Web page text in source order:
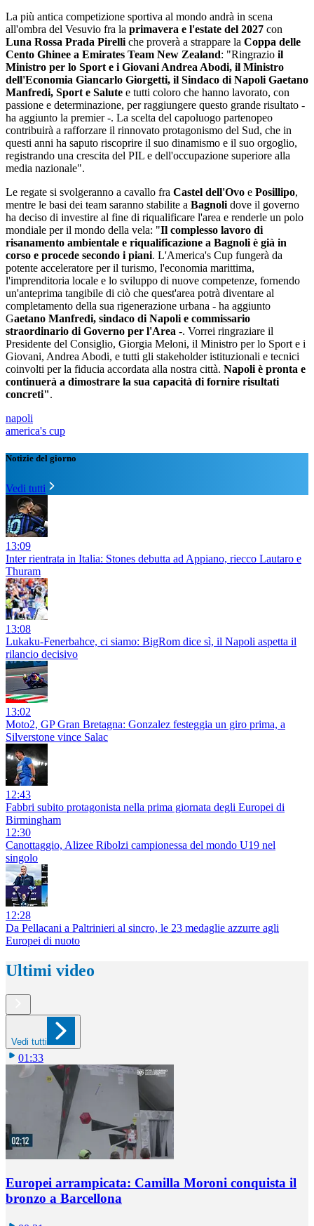
La più antica competizione sportiva al mondo andrà in scena
all'ombra del Vesuvio fra la primavera e l'estate del 2027 con
Luna Rossa Prada Pirelli che proverà a strappare la Coppa delle
Cento Ghinee a Emirates Team New Zealand: "Ringrazio il
Ministro per lo Sport e i Giovani Andrea Abodi, il Ministro
dell'Economia Giancarlo Giorgetti, il Sindaco di Napoli Gaetano
Manfredi, Sport e Salute e tutti coloro che hanno lavorato, con
passione e determinazione, per raggiungere questo grande risultato -
ha aggiunto la premier -. La scelta del capoluogo partenopeo
contribuirà a rafforzare il rinnovato protagonismo del Sud, che in
questi anni ha saputo riscoprire il suo dinamismo e il suo orgoglio,
registrando una crescita del PIL e dell'occupazione superiore alla
media nazionale".
Le regate si svolgeranno a cavallo fra Castel dell'Ovo e Posillipo,
mentre le basi dei team saranno stabilite a Bagnoli dove il governo
ha deciso di investire al fine di riqualificare l'area e renderle un polo
mondiale per il mondo della vela: "Il complesso lavoro di
risanamento ambientale e riqualificazione a Bagnoli è già in
corso e procede secondo i piani. L'America's Cup fungerà da
potente acceleratore per il turismo, l'economia marittima,
l'imprenditoria locale e lo sviluppo di nuove competenze, fornendo
un'anteprima tangibile di ciò che quest'area potrà diventare al
completamento della sua rigenerazione urbana - ha aggiunto
Gaetano Manfredi, sindaco di Napoli e commissario
straordinario di Governo per l'Area -. Vorrei ringraziare il
Presidente del Consiglio, Giorgia Meloni, il Ministro per lo Sport e i
Giovani, Andrea Abodi, e tutti gli stakeholder istituzionali e tecnici
coinvolti per la fiducia accordata alla nostra città. Napoli è pronta e
continuerà a dimostrare la sua capacità di fornire risultati
concreti".
napoli
america's cup
Notizie del giorno
Vedi tutti
13:09
Inter rientrata in Italia: Stones debutta ad Appiano, riecco Lautaro e
Thuram
13:08
Lukaku-Fenerbahce, ci siamo: BigRom dice sì, il Napoli aspetta il
rilancio decisivo
13:02
Moto2, GP Gran Bretagna: Gonzalez festeggia un giro prima, a
Silverstone vince Salac
12:43
Fabbri subito protagonista nella prima giornata degli Europei di
Birmingham
12:30
Canottaggio, Alizee Ribolzi campionessa del mondo U19 nel
singolo
12:28
Da Pellacani a Paltrinieri al sincro, le 23 medaglie azzurre agli
Europei di nuoto
Ultimi video
Vedi tutti
01:33
Europei arrampicata: Camilla Moroni conquista il
bronzo a Barcellona